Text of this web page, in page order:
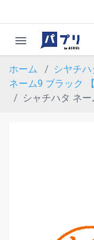
menu
ホーム シヤチ
ネーム9 ブラック
シャチハタ ネー